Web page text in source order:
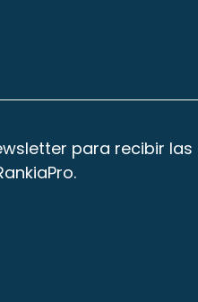
para recibir las